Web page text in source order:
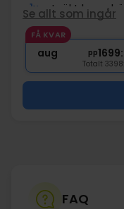
1x utsökt
1x kaffe/te och
1x 1 välkomstdrink
Se allt som ingår
FÅ KVAR
aug pp
Totalt
FAQ